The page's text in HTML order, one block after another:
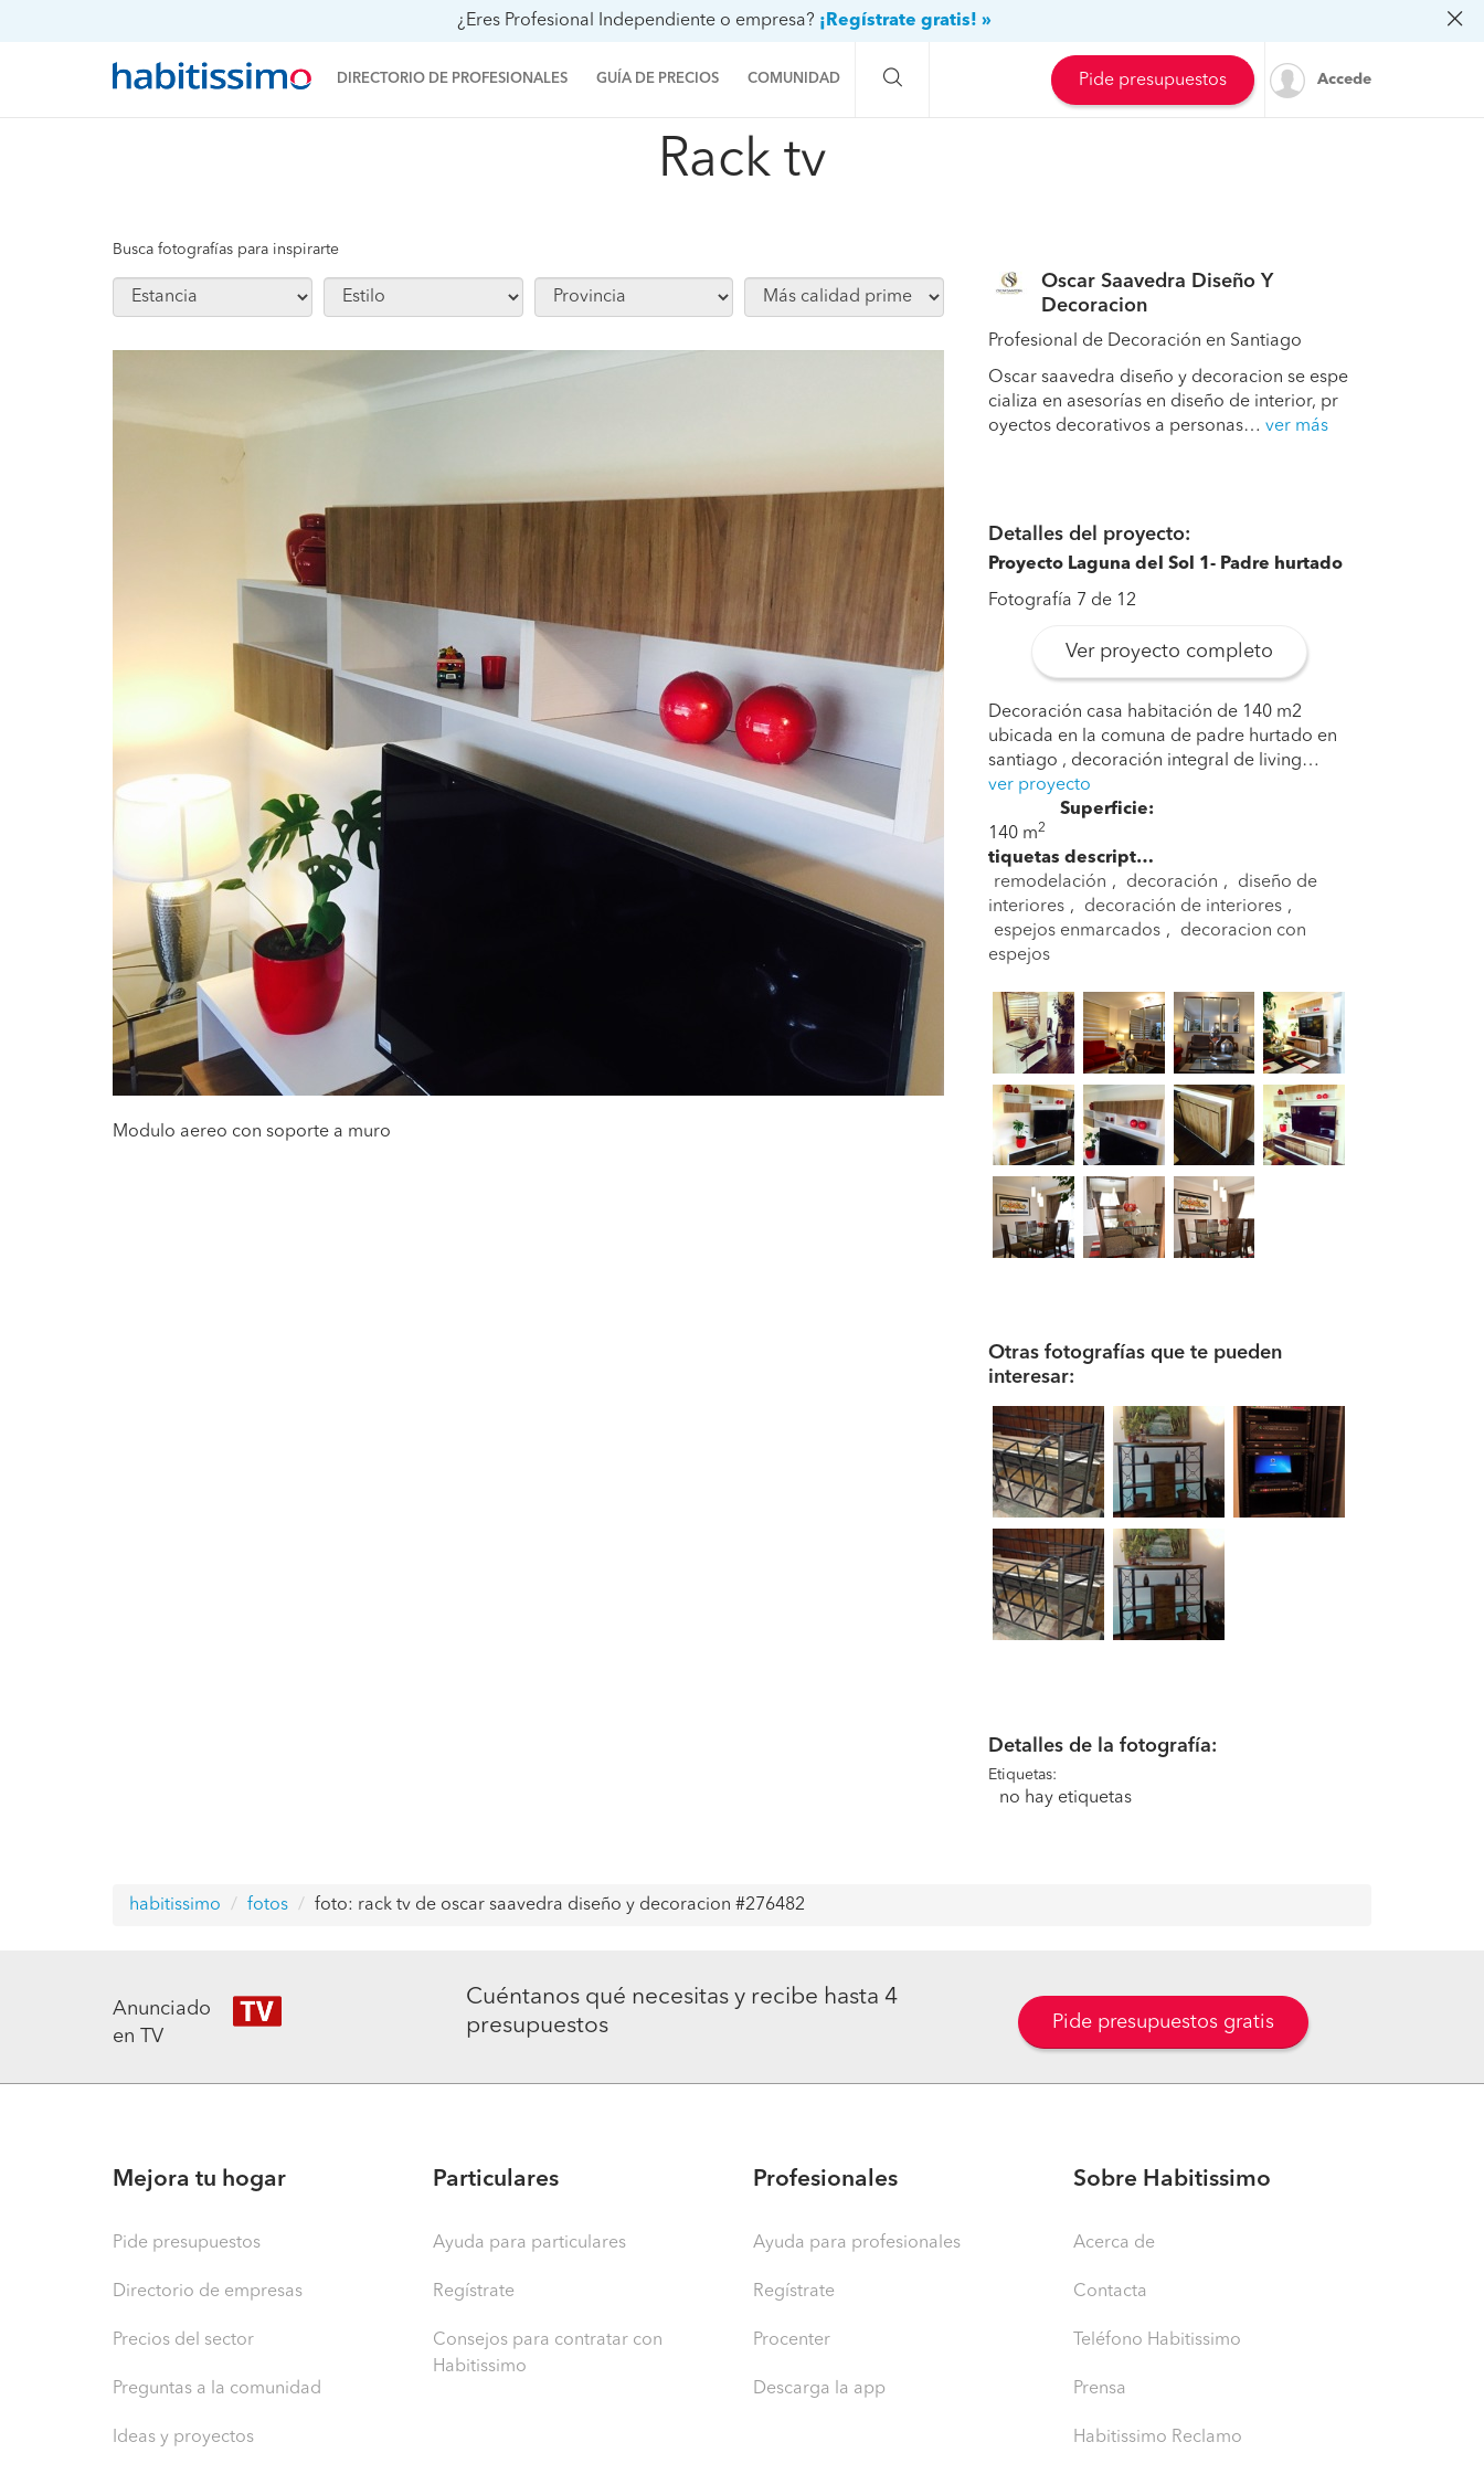
¿Eres Profesional Independiente o empresa? ¡Regístrate gratis! »
DIRECTORIO DE PROFESIONALES GUÍA DE PRECIOS COMUNIDAD
Procenter
Pide presupuestos Accede
Rack tv
Busca fotografías para inspirarte
Guardar foto Compartir
Modulo aereo con soporte a muro
Oscar Saavedra Diseño Y
Decoracion
Profesional de Decoración en Santiago
Oscar saavedra diseño y decoracion se espe
cializa en asesorías en diseño de interior, pr
oyectos decorativos a personas…ver más
Detalles del proyecto:
Proyecto Laguna del Sol 1- Padre hurtado
Fotografía 7 de 12
Ver proyecto completo
Decoración casa habitación de 140 m2
ubicada en la comuna de padre hurtado en
santiago , decoración integral de living…
ver proyecto
Superficie:
140 m2
Etiquetas descriptivas:
remodelación , decoración ,
diseño de
interiores , decoración de interiores ,
espejos enmarcados ,
decoracion con
espejos
Otras fotografías que te pueden
interesar:
Detalles de la fotografía:
Etiquetas:
no hay etiquetas
habitissimo fotos foto: rack tv de oscar saavedra diseño y decoracion #276482
Anunciado
en TV
Cuéntanos qué necesitas y recibe hasta 4
presupuestos
Pide presupuestos gratis
Mejora tu hogar
Pide presupuestos
Directorio de empresas
Precios del sector
Preguntas a la comunidad
Ideas y proyectos
Particulares
Ayuda para particulares
Regístrate
Consejos para contratar con
Habitissimo
Profesionales
Ayuda para profesionales
Regístrate
Procenter
Descarga la app
Sobre Habitissimo
Acerca de
Contacta
Teléfono Habitissimo
Prensa
Habitissimo Reclamo